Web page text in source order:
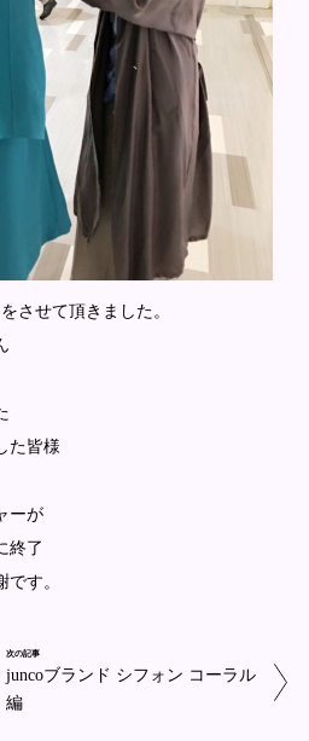
させて頂きました。
た皆様
ーが
終了
す。
次の記事
juncoブランド シフォン コーラル
編